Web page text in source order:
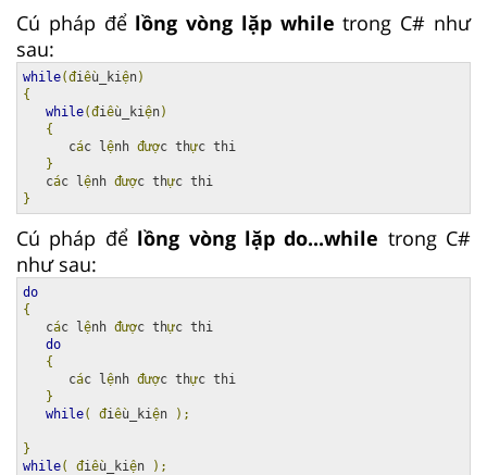
Cú pháp để lồng vòng lặp while trong C# như
sau:
while(điều_kiện)
{
while(điều_kiện)
{
      c
ác l ệnh được thực thi
}
   c
ác l ệnh được thự
}
Cú pháp để lồng vòng lặp do...while trong C#
như sau:
do
{
   c
ác l ệnh được thực thi
do
{
      c
ác l ệnh được thực thi
}
while( điều_kiện );
}
while( điều_kiện );